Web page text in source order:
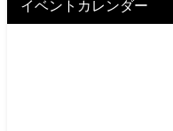
イベントカレンダー